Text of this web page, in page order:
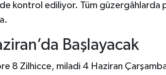
kontrol ediliyor. Tüm güzergâhlarda
Başlayacak
8 Zilhicce, miladi 4 Haziran